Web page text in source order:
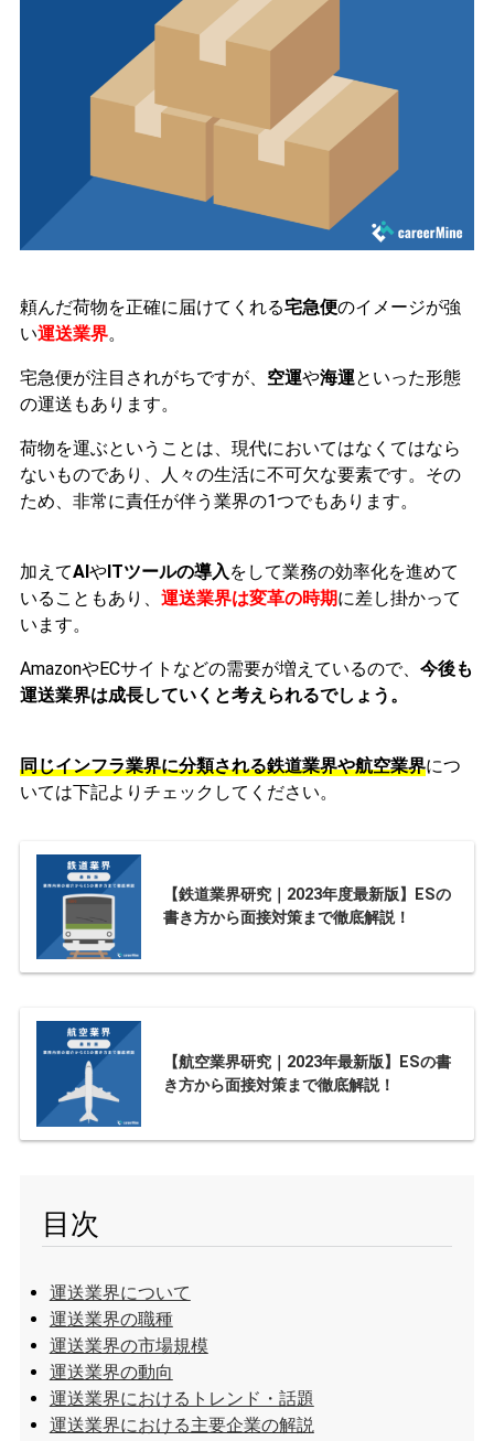
頼んだ荷物を正確に届けてくれる宅急便のイメージが強
い運送業界。
宅急便が注目されがちですが、 空運や海運といった形態
の運送もあります。
荷物を運ぶということは、現代においてはなくてはなら
ないものであり、人々の生活に不可欠な要素です。 その
ため、非常に責任が伴う業界の1つでもあります。
加えてAIやITツールの導入 をして業務の効率化を進めて
いることもあり、 運送業界は変革の時期に差し掛かって
います。
AmazonやECサイトなどの需要が増えているので、 今後も
運送業界は成長していくと考えられるでしょう。
同じインフラ業界に分類される鉄道業界や航空業界につ
いては下記よりチェックしてください。
【鉄道業界研究｜2023年度最新版】ESの
書き方から面接対策まで徹底解説！
【航空業界研究｜2023年最新版】ESの書
き方から面接対策まで徹底解説！
目次
運送業界について
運送業界の職種
運送業界の市場規模
運送業界の動向
運送業界におけるトレンド・話題
運送業界における主要企業の解説